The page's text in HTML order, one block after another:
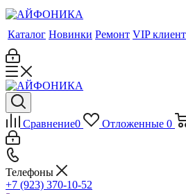
Каталог Новинки Ремонт VIP
Сравнение0 Отложенные 0
Телефоны
+7 (923) 370-10-52